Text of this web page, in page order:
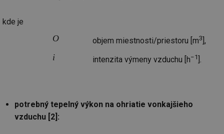
kde je
O objem miestnosti/priestoru [m3 ],
i intenzita výmeny vzduchu [h−1 ].
potrebný tepelný výkon na ohriatie vonkajšieho
vzduchu [2]: